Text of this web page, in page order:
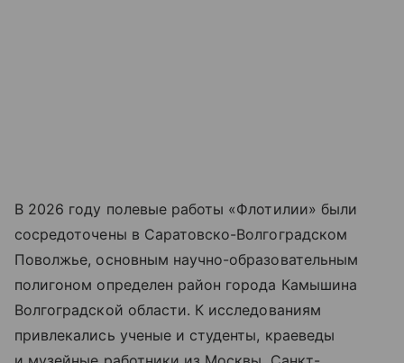
В 2026 году полевые работы «Флотилии» были
сосредоточены в Саратовско-Волгоградском
Поволжье, основным научно-образовательным
полигоном определен район города Камышина
Волгоградской области. К исследованиям
привлекались ученые и студенты, краеведы